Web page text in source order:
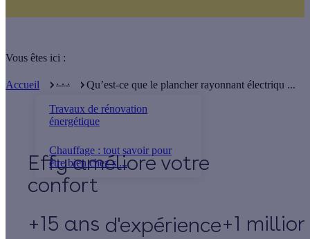
Vous êtes ici :
Accueil . . .
Travaux de rénovation
énergétique
Chauffage : tout savoir pour
être bien chez s ...
Qu’est-ce que le plancher rayonnant électriqu ...
Effy
+15 ans d'expérience+1